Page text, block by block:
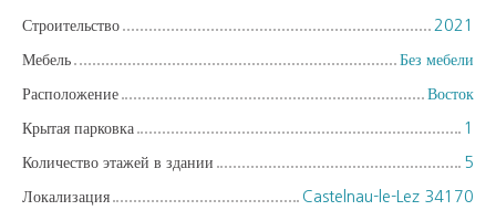
Строительство 2021
Мебель Без мебели
Расположение Восток
Крытая парковка 1
Количество этажей в здании 5
Локализация Castelnau-le-Lez 34170